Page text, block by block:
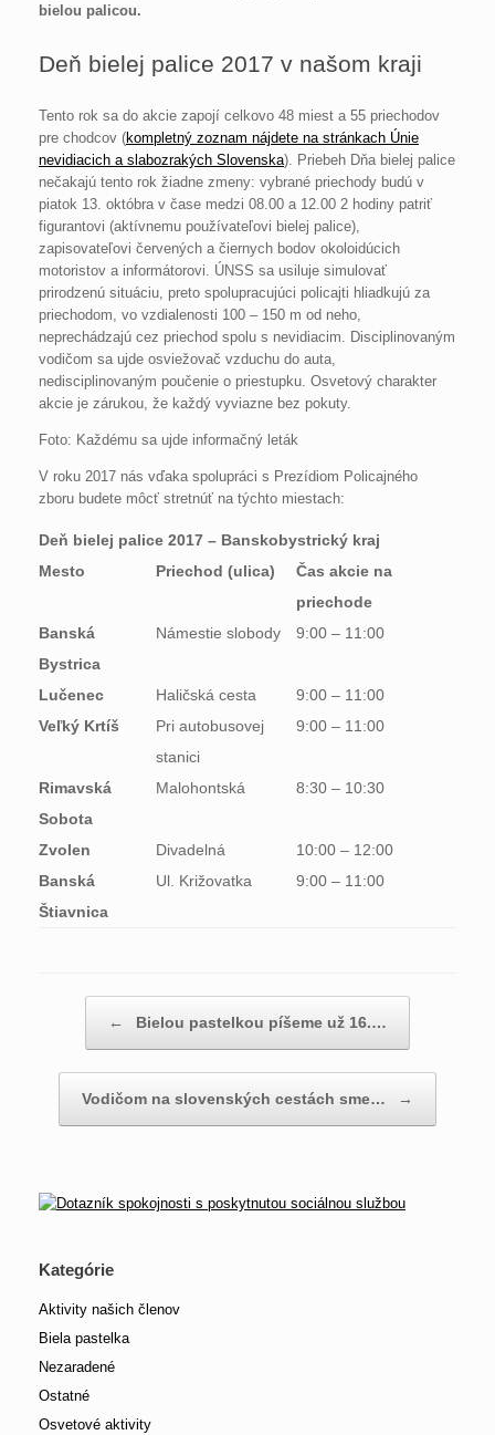
bielou palicou.
Deň bielej palice 2017 v našom kraji
Tento rok sa do akcie zapojí celkovo 48 miest a 55 priechodov
pre chodcov (kompletný zoznam nájdete na stránkach Únie
nevidiacich a slabozrakých Slovenska). Priebeh Dňa bielej palice
nečakajú tento rok žiadne zmeny: vybrané priechody budú v
piatok 13. októbra v čase medzi 08.00 a 12.00 2 hodiny patriť
figurantovi (aktívnemu používateľovi bielej palice),
zapisovateľovi červených a čiernych bodov okoloidúcich
motoristov a informátorovi. ÚNSS sa usiluje simulovať
prirodzenú situáciu, preto spolupracujúci policajti hliadkujú za
priechodom, vo vzdialenosti 100 – 150 m od neho,
neprechádzajú cez priechod spolu s nevidiacim. Disciplinovaným
vodičom sa ujde osviežovač vzduchu do auta,
nedisciplinovaným poučenie o priestupku. Osvetový charakter
akcie je zárukou, že každý vyviazne bez pokuty.
Foto: Každému sa ujde informačný leták
V roku 2017 nás vďaka spolupráci s Prezídiom Policajného
zboru budete môcť stretnúť na týchto miestach:
Deň bielej palice 2017 – Banskobystrický kraj
Mesto
Priechod (ulica)
Čas akcie na
priechode
Banská
Bystrica
Námestie slobody 9:00 – 11:00
Lučenec Haličská cesta
9:00 – 11:00
Veľký Krtíš
Pri autobusovej
stanici
9:00 – 11:00
Rimavská
Sobota
Malohontská 8:30 – 10:30
Zvolen Divadelná
10:00 – 12:00
Banská
Štiavnica
Ul. Križovatka 9:00 – 11:00
← Bielou pastelkou píšeme už 16.…
Vodičom na slovenských cestách sme… →
Kategórie
Aktivity našich členov
Biela pastelka
Nezaradené
Ostatné
Osvetové aktivity